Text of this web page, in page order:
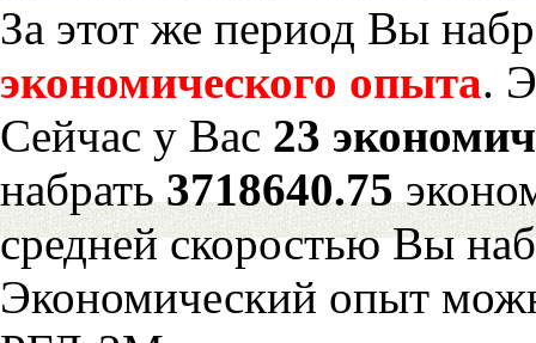
За этот же период Вы
экономического опыта.
Сейчас у Вас 23
набрать3718640.75
средней скоростью Вы
Экономический опыт